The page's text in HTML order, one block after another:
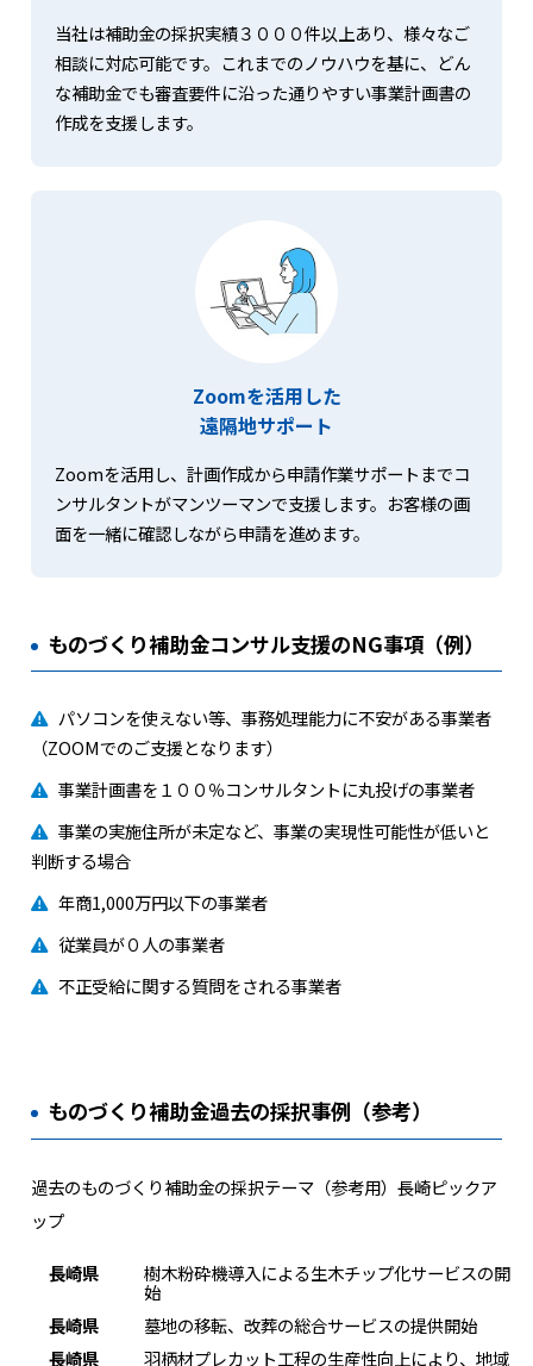
当社は補助金の採択実績３０００件以上あり、様々なご
相談に対応可能です。これまでのノウハウを基に、どん
な補助金でも審査要件に沿った通りやすい事業計画書の
作成を支援します。
Zoomを活用した
遠隔地サポート
Zoomを活用し、計画作成から申請作業サポートまでコ
ンサルタントがマンツーマンで支援します。お客様の画
面を一緒に確認しながら申請を進めます。
ものづくり補助金コンサル支援のNG事項（例）
パソコンを使えない等、事務処理能力に不安がある事業者
（ZOOMでのご支援となります）
事業計画書を１００％コンサルタントに丸投げの事業者
事業の実施住所が未定など、事業の実現性可能性が低いと
判断する場合
年商1,000万円以下の事業者
従業員が０人の事業者
不正受給に関する質問をされる事業者
ものづくり補助金過去の採択事例（参考）
過去のものづくり補助金の採択テーマ（参考用）長崎ピックア
ップ
長崎県 樹木粉砕機導入による生木チップ化サービスの開
始
長崎県
墓地の移転、改葬の総合サービスの提供開始
長崎県
羽柄材プレカット工程の生産性向上により、地域